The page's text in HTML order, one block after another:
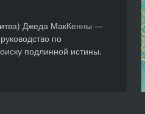
Джеда МакКенны —
по
подлинной истины.